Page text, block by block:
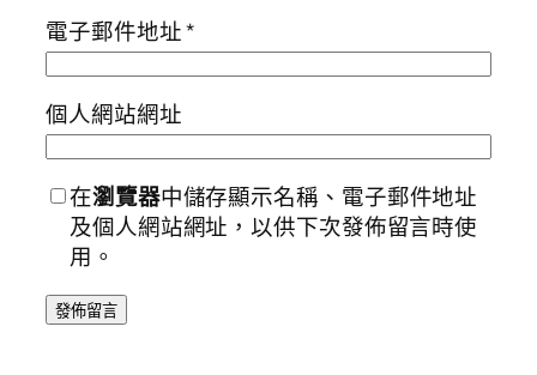
電子郵件地址*
個人網站網址
在瀏覽器中儲存顯示名稱、電子郵件地址
及個人網站網址，以供下次發佈留言時使
用。